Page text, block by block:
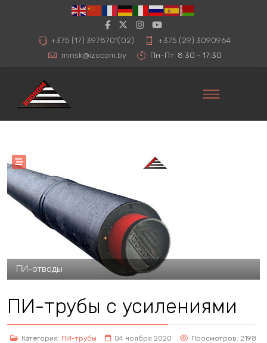
+375 (17) 3978701(02)
+375 (29) 3090964
minsk@izocom.by
Пн-Пт: 8:30 - 17:30
ПИ-отводы
ПИ-трубы с усилениями
Категория: ПИ-трубы 04 ноября 2020
Просмотров: 2198